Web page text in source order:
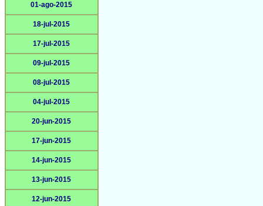
01-ago-2015
18-jul-2015
17-jul-2015
09-jul-2015
08-jul-2015
04-jul-2015
20-jun-2015
17-jun-2015
14-jun-2015
13-jun-2015
12-jun-2015